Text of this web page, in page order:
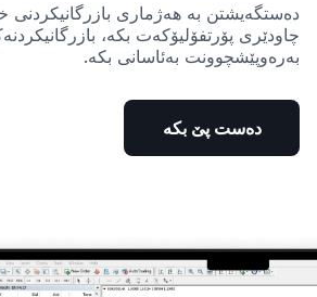
دەستگەیشتن بە هەژماری بازرگانیکردنی
چاودێری پۆرتفۆلیۆکەت بکە،
بەرەوپێشچوونت بەئاسانی بکە.
دەست پێ بکە